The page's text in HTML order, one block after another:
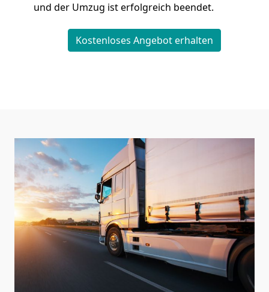
und der Umzug ist erfolgreich beendet.
Kostenloses Angebot erhalten